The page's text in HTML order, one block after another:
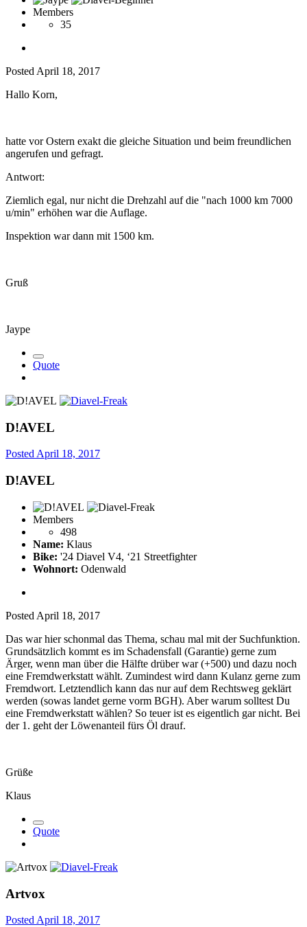
Members
35
Posted April 18, 2017
Hallo Korn,
hatte vor Ostern exakt die gleiche Situation und beim freundlichen
angerufen und gefragt.
Antwort:
Ziemlich egal, nur nicht die Drehzahl auf die "nach 1000 km 7000
u/min" erhöhen war die Auflage.
Inspektion war dann mit 1500 km.
Gruß
Jaype
Quote
D!AVEL
PostedApril 18, 2017
D!AVEL
Members
498
Name: Klaus
Bike: '24 Diavel V4, ‘21 Streetfighter
Wohnort: Odenwald
Posted April 18, 2017
Das war hier schonmal das Thema, schau mal mit der Suchfunktion.
Grundsätzlich kommt es im Schadensfall (Garantie) gerne zum
Ärger, wenn man über die Hälfte drüber war (+500) und dazu noch
eine Fremdwerkstatt wählt. Zumindest wird dann Kulanz gerne zum
Fremdwort. Letztendlich kann das nur auf dem Rechtsweg geklärt
werden (sowas landet gerne vorm BGH). Aber warum solltest Du
eine Fremdwerkstatt wählen? So teuer ist es eigentlich gar nicht. Bei
der 1. geht der Löwenanteil fürs Öl drauf.
Grüße
Klaus
Quote
Artvox
Posted April 18, 2017